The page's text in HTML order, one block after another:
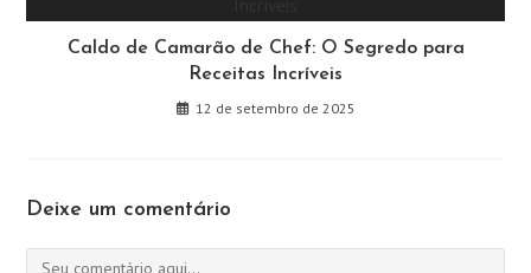
Caldo de Camarão de Chef: O Segredo para
Receitas Incríveis
12 de setembro de 2025
Deixe um comentário
Comentário